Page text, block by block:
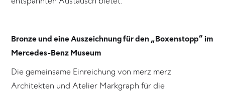
Bronze und eine Auszeichnung für den „Boxenstopp“ im
Mercedes-Benz Museum
Die gemeinsame Einreichung von merz merz
Architekten und Atelier Markgraph für die